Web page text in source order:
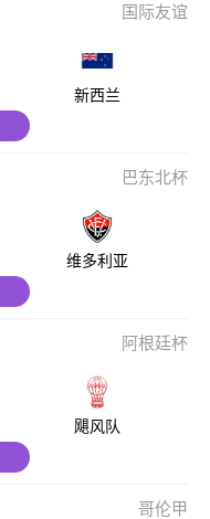
国际友谊
新西兰
巴东北杯
维多利亚
阿根廷杯
飓风队
哥伦甲